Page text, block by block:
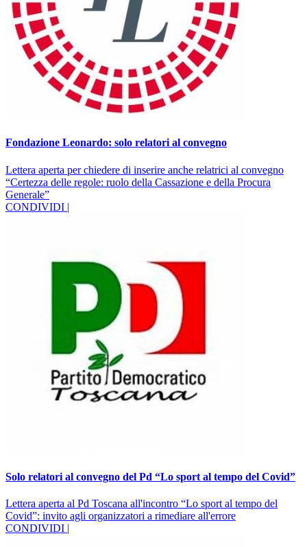
Fondazione Leonardo: solo relatori al convegno
Lettera aperta per chiedere di inserire anche relatrici al convegno
“Certezza delle regole: ruolo della Cassazione e della Procura
Generale”
CONDIVIDI |
Solo relatori al convegno del Pd “Lo sport al tempo del Covid”
Lettera aperta al Pd Toscana all'incontro “Lo sport al tempo del
Covid”: invito agli organizzatori a rimediare all'errore
CONDIVIDI |